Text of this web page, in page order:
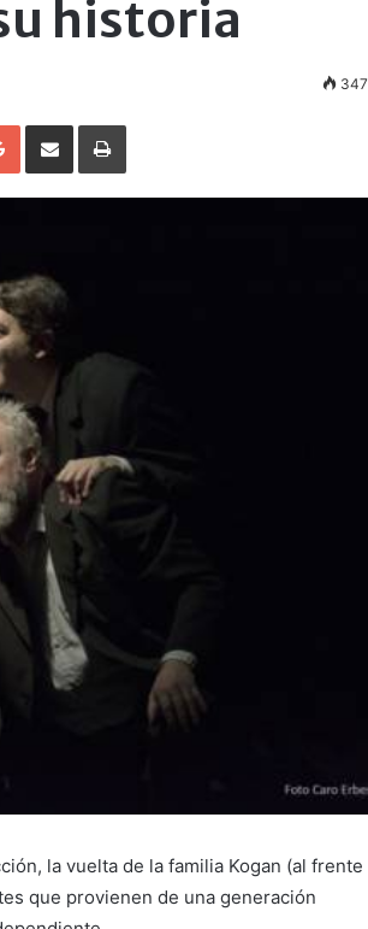
historia
347
Google+Compartir por correo electrónicoImprimir
la vuelta de la familia Kogan (al frente
que provienen de una generación